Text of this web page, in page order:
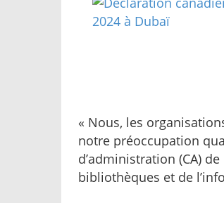
« Nous, les
notre préoccupation
d’administration (CA)
bibliothèques et de